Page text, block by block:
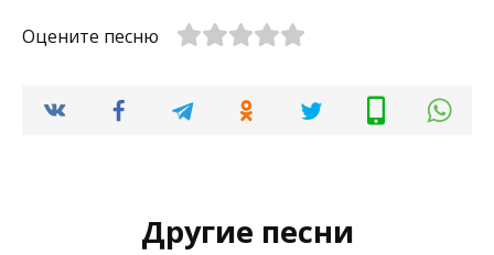
Оцените песню
Другие песни